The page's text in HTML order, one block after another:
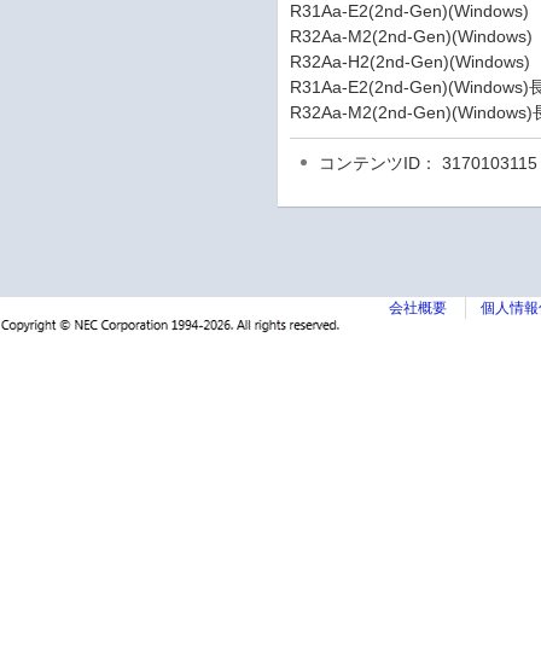
R31Aa-E2(2nd-Gen)(Windows)
R32Aa-M2(2nd-Gen)(Windows)
R32Aa-H2(2nd-Gen)(Windows)
R31Aa-E2(2nd-Gen)(Windows)
R32Aa-M2(2nd-Gen)(Windows)
コンテンツID： 3170103115
会社概要 個人情